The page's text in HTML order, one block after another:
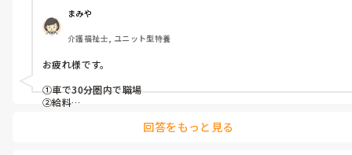
まみや
介護福祉士, ユニット型特養
お疲れ様です。
①車で30分圏内で職場
②給料
のみで、転職活動しました。 回答をもっと見る